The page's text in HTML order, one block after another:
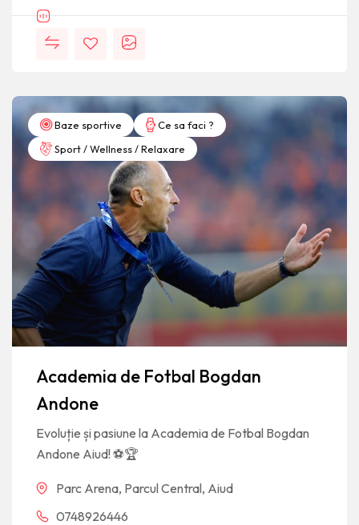
Baze sportive
Ce sa faci ?
Sport / Wellness / Relaxare
Academia de Fotbal Bogdan
Andone
Evoluție și pasiune la Academia de Fotbal Bogdan
Andone Aiud! ⚽🏆
Parc Arena, Parcul Central, Aiud
0748926446